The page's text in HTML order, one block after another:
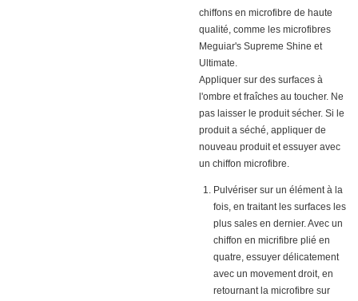
chiffons en microfibre de haute
qualité, comme les microfibres
Meguiar's Supreme Shine et
Ultimate.
Appliquer sur des surfaces à
l'ombre et fraîches au toucher. Ne
pas laisser le produit sécher. Si le
produit a séché, appliquer de
nouveau produit et essuyer avec
un chiffon microfibre.
Pulvériser sur un élément à la
fois, en traitant les surfaces les
plus sales en dernier. Avec un
chiffon en micrifibre plié en
quatre, essuyer délicatement
avec un movement droit, en
retournant la microfibre sur